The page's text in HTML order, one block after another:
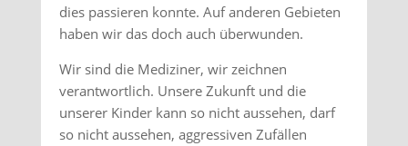
dies passieren konnte. Auf anderen Gebieten
haben wir das doch auch überwunden.
Wir sind die Mediziner, wir zeichnen
verantwortlich. Unsere Zukunft und die
unserer Kinder kann so nicht aussehen, darf
so nicht aussehen, aggressiven Zufällen